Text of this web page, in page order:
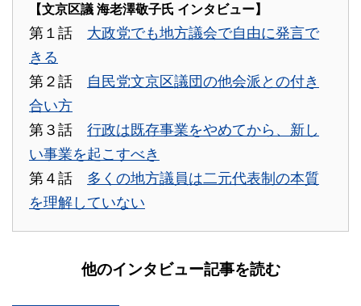
【文京区議 海老澤敬子氏 インタビュー】
第１話 大政党でも地方議会で自由に発言で
きる
第２話 自民党文京区議団の他会派との付き
合い方
第３話 行政は既存事業をやめてから、新し
い事業を起こすべき
第４話 多くの地方議員は二元代表制の本質
を理解していない
他のインタビュー記事を読む